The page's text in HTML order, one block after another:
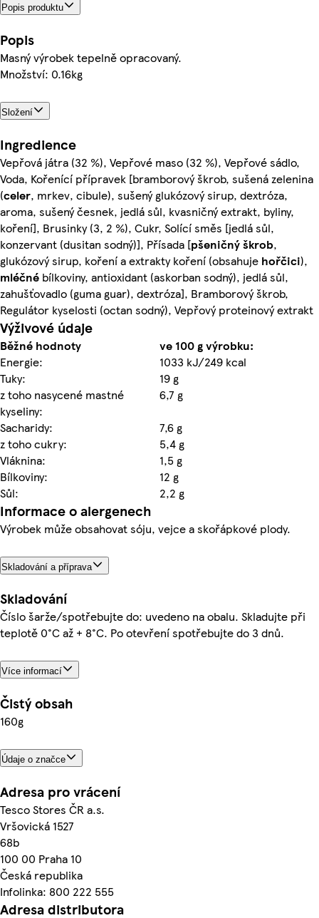
Popis produktu
Popis
Masný výrobek tepelně opracovaný.
Množství: 0.16kg
Složení
Ingredience
Vepřová játra (32 %), Vepřové maso (32 %), Vepřové sádlo,
Voda, Kořenící přípravek [bramborový škrob, sušená zelenina
(celer, mrkev, cibule), sušený glukózový sirup, dextróza,
aroma, sušený česnek, jedlá sůl, kvasničný extrakt, byliny,
koření], Brusinky (3, 2 %), Cukr, Solící směs [jedlá sůl,
konzervant (dusitan sodný)], Přísada [pšeničnýškrob,
glukózový sirup, koření a extrakty koření (obsahuje hořčici),
mléčné bílkoviny, antioxidant (askorban sodný), jedlá sůl,
zahušťovadlo (guma guar), dextróza], Bramborový škrob,
Regulátor kyselosti (octan sodný), Vepřový proteinový extrakt
Výživové údaje
Běžné hodnoty
ve 100 g výrobku:
Energie:
1033 kJ/249 kcal
Tuky:
19 g
z toho nasycené mastné
kyseliny:
6,7 g
Sacharidy:
7,6 g
z toho cukry:
5,4 g
Vláknina:
1,5 g
Bílkoviny:
12 g
Sůl:
2,2 g
Informace o alergenech
Výrobek může obsahovat sóju, vejce a skořápkové plody.
Skladování a příprava
Skladování
Číslo šarže/spotřebujte do: uvedeno na obalu. Skladujte při
teplotě 0°C až + 8°C. Po otevření spotřebujte do 3 dnů.
Více informací
Čistý obsah
160g
Údaje o značce
Adresa pro vrácení
Tesco Stores ČR a.s.
Vršovická 1527
68b
100 00 Praha 10
Česká republika
Infolinka: 800 222 555
Adresa distributora